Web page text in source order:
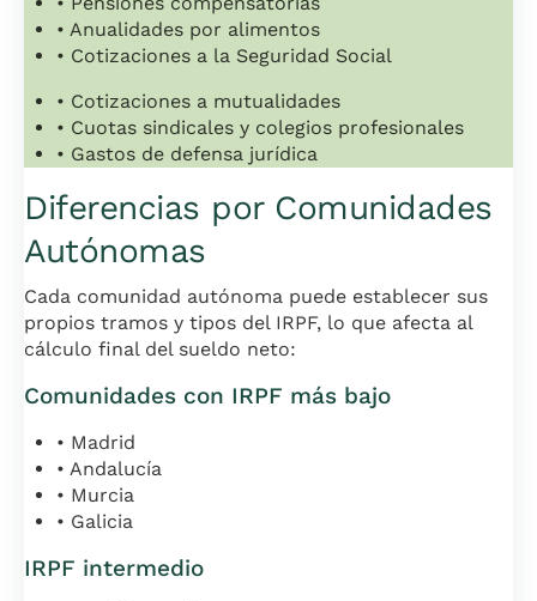
• Anualidades por alimentos
• Cotizaciones a la Seguridad Social
• Cotizaciones a mutualidades
• Cuotas sindicales y colegios profesionales
• Gastos de defensa jurídica
Diferencias por Comunidades
Autónomas
Cada comunidad autónoma puede establecer sus
propios tramos y tipos del IRPF, lo que afecta al
cálculo final del sueldo neto:
Comunidades con IRPF más bajo
• Madrid
• Andalucía
• Murcia
• Galicia
IRPF intermedio